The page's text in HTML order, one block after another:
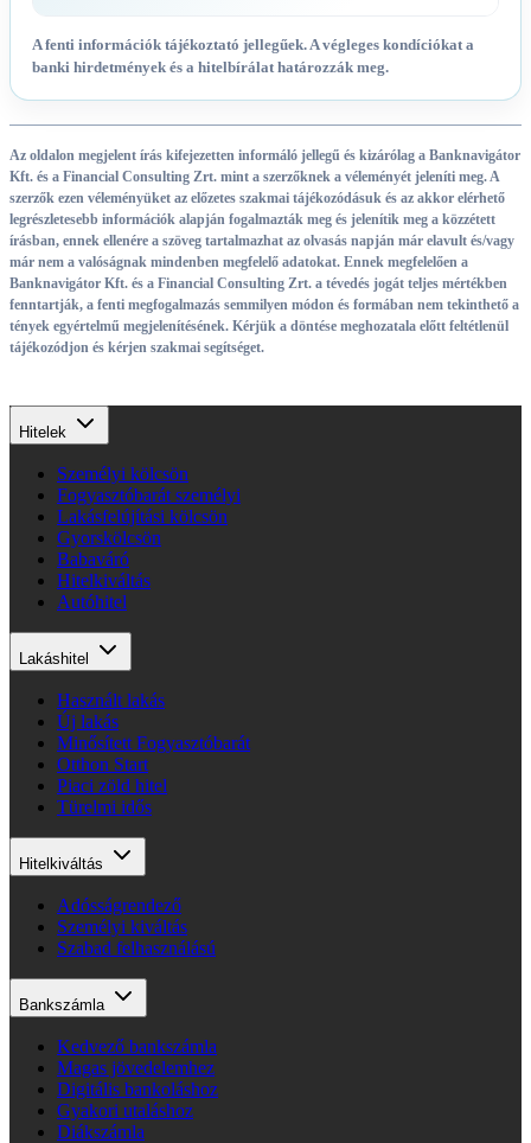
A fenti információk tájékoztató jellegűek. A végleges kondíciókat a
banki hirdetmények és a hitelbírálat határozzák meg.
Az oldalon megjelent írás kifejezetten informáló jellegű és kizárólag a Banknavigátor
Kft. és a Financial Consulting Zrt. mint a szerzőknek a véleményét jeleníti meg. A
szerzők ezen véleményüket az előzetes szakmai tájékozódásuk és az akkor elérhető
legrészletesebb információk alapján fogalmazták meg és jelenítik meg a közzétett
írásban, ennek ellenére a szöveg tartalmazhat az olvasás napján már elavult és/vagy
már nem a valóságnak mindenben megfelelő adatokat. Ennek megfelelően a
Banknavigátor Kft. és a Financial Consulting Zrt. a tévedés jogát teljes mértékben
fenntartják, a fenti megfogalmazás semmilyen módon és formában nem tekinthető a
tények egyértelmű megjelenítésének. Kérjük a döntése meghozatala előtt feltétlenül
tájékozódjon és kérjen szakmai segítséget.
Hitelek
Személyi kölcsön
Fogyasztóbarát személyi
Lakásfelújítási kölcsön
Gyorskölcsön
Babaváró
Hitelkiváltás
Autóhitel
Lakáshitel
Használt lakás
Új lakás
Minősített Fogyasztóbarát
Otthon Start
Piaci zöld hitel
Türelmi idős
Hitelkiváltás
Adósságrendező
Személyi kiváltás
Szabad felhasználású
Bankszámla
Kedvező bankszámla
Magas jövedelemhez
Digitális bankoláshoz
Gyakori utaláshoz
Diákszámla